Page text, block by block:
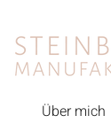
Über mich